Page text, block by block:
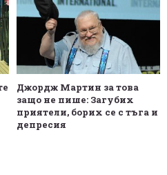
Джордж Мартин за това
защо не пише: Загубих
приятели, борих се с тъга и
депресия